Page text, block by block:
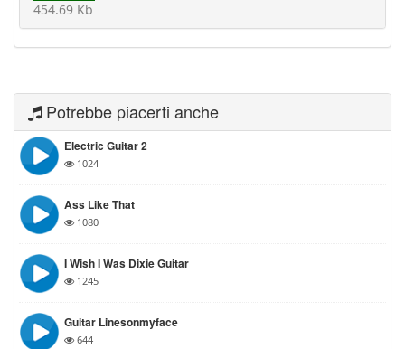
454.69 Kb
Potrebbe piacerti anche
Electric Guitar 2
1024
Ass Like That
1080
I Wish I Was Dixie Guitar
1245
Guitar Linesonmyface
644